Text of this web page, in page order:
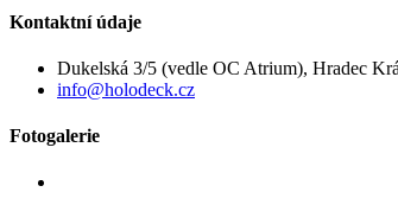
Kontaktní údaje
Dukelská 3/5 (vedle OC Atrium), Hradec
info@holodeck.cz
Fotogalerie